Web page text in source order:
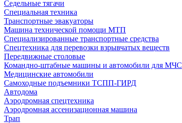
Седельные тягачи
Специальная техника
Транспортные эвакуаторы
Машина технической помощи МТП
Специализированные транспортные средства
Спецтехника для перевозки взрывчатых веществ
Передвижные столовые
Командно-штабные машины и автомобили для МЧС
Медицинские автомобили
Самоходные подъемники ТСПП-ГИРД
Автодома
Аэродромная спецтехника
Аэродромная ассенизационная машина
Трап